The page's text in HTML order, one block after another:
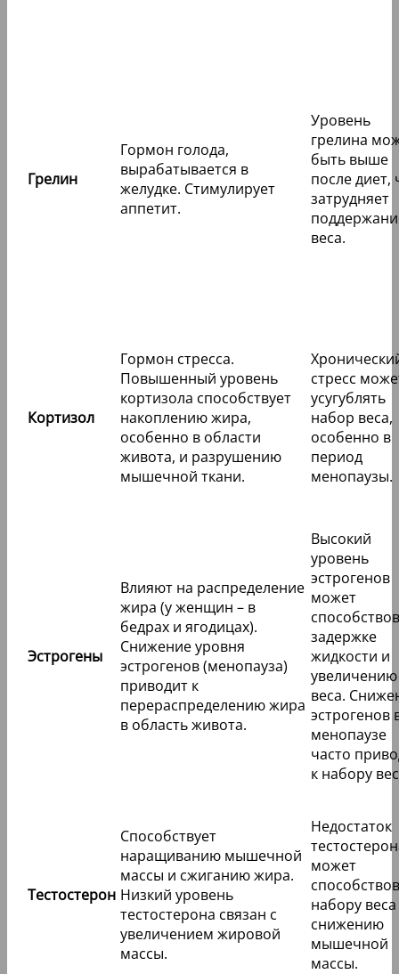
Грелин
Гормон голода,
вырабатывается в
желудке. Стимулирует
аппетит.
Уровень
грелина
быть выше
после диет,
затрудняет
веса.
Кортизол
Гормон стресса.
Повышенный уровень
кортизола способствует
накоплению жира,
особенно в области
живота, и разрушению
мышечной ткани.
стресс
усугублять
набор веса,
особенно в
период
менопаузы.
Эстрогены
Влияют на распределение
жира (у женщин – в
бедрах и ягодицах).
Снижение уровня
эстрогенов (менопауза)
приводит к
перераспределению жира
в область живота.
Высокий
уровень
эстрогенов
может
задержке
жидкости и
увеличению
веса.
эстрогенов
менопаузе
часто
к набору
Тестостерон
Способствует
наращиванию мышечной
массы и сжиганию жира.
Низкий уровень
тестостерона связан с
увеличением жировой
массы.
Недостаток
может
набору
снижению
мышечной
массы.